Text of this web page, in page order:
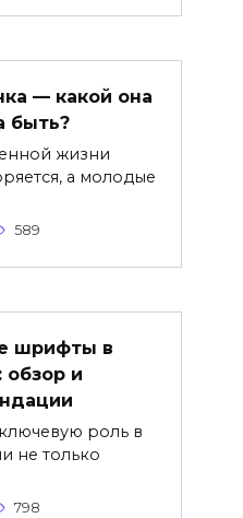
— какой она
быть?
жизни
а молодые
589
шрифты в
обзор и
роль в
не только
798